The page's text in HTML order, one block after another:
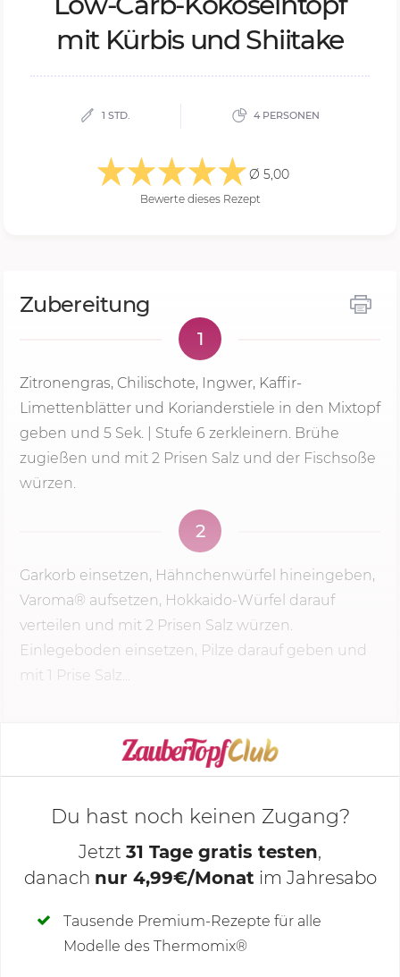
mit Kür­bis und Shi­ita­ke
1 STD. 4 PERSONEN
Ø 5,00
Bewerte dieses Rezept
Zubereitung
1
Zitronengras, Chilischote, Ingwer, Kaffir-
Limettenblätter und Korianderstiele in den Mixtopf
geben und 5 Sek. Stufe 6 zerkleinern. Brühe
zugießen und mit 2 Prisen Salz und der Fischsoße
würzen.
2
Garkorb einsetzen, Hähnchenwürfel hineingeben,
Varoma® aufsetzen, Hokkaido-Würfel darauf
verteilen und mit 2 Prisen Salz würzen.
Einlegeboden einsetzen, Pilze darauf geben und
mit 1 Prise Salz...
KOCHMODUS STARTEN
Deine Notizen
Du hast noch keinen Zugang?
Jetzt 31 Tage gratis testen,
danach nur 4,99€/Monat im Jahresabo
Tausende Premium-Rezepte für alle
Modelle des Thermomix®